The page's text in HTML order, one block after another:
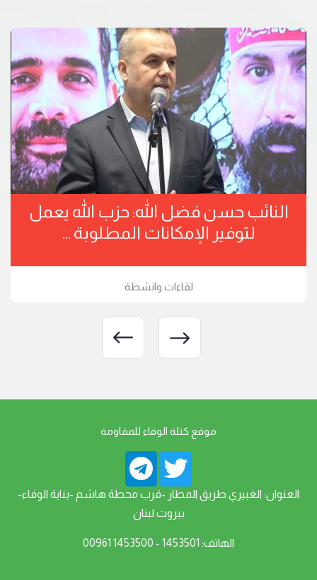
النائب حسن فضل الله: حزب الله يعمل
لتوفير الإمكانات المطلوبة ...
لقاءات وانشطة
موقع كتلة الوفاء للمقاومة
العنوان: الغبيري طريق المطار -قرب محطة هاشم -بناية الوفاء-
بيروت لبنان
الهاتف: 1453501 - 1453500 00961